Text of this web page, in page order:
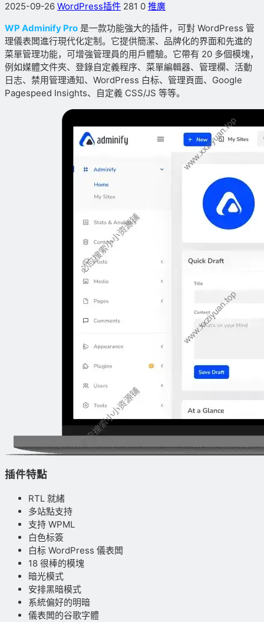
2025-09-26 WordPress插件 281 0 推廣
WP Adminify Pro 是一款功能強大的插件，可對 WordPress 管
理儀表闆進行現代化定制。它提供簡潔、品牌化的界面和先進的
菜單管理功能，可增強管理員的用戶體驗。它帶有 20 多個模塊，
例如媒體文件夾、登錄自定義程序、菜單編輯器、管理欄、活動
日志、禁用管理通知、WordPress 白标、管理頁面、Google
Pagespeed Insights、自定義 CSS/JS 等等。
插件特點
RTL 就緒
多站點支持
支持 WPML
白色标簽
白标 WordPress 儀表闆
18 很棒的模塊
暗光模式
安排黑暗模式
系統偏好的明暗
儀表闆的谷歌字體